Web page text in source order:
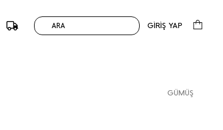
ARA GİRİŞ YAP%25
GÜMÜŞ